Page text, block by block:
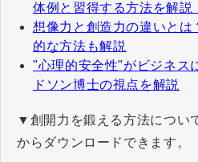
体例と習得する方法を解説
想像力と創造力の違いと
的な方法も解説
"心理的安全性"がビジネス
ドソン博士の視点を解説
​​​​​​​▼創開力を鍛える方法につい
からダウンロードできます。